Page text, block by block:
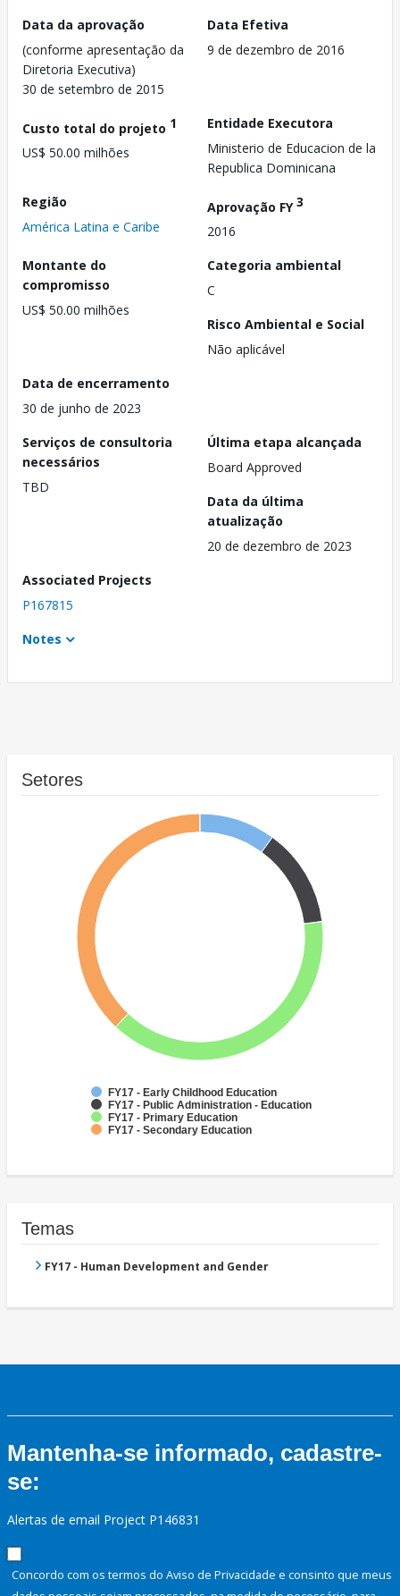
Data da aprovação
(conforme apresentação da
Diretoria Executiva)
30 de setembro de 2015
Data Efetiva
9 de dezembro de 2016
Custo total do projeto 1
US$ 50.00 milhões
Entidade Executora
Ministerio de Educacion de la
Republica Dominicana
Região
América Latina e Caribe
Aprovação FY3
2016
Montante do
compromisso
US$ 50.00 milhões
Categoria ambiental
C
Risco Ambiental e Social
Não aplicável
Data de encerramento
30 de junho de 2023
Serviços de consultoria
necessários
TBD
Última etapa alcançada
Board Approved
Data da última
atualização
20 de dezembro de 2023
Associated Projects
P167815
Notes
Setores
FY17 - Early Childhood Education
FY17 - Public Administration - Education
FY17 - Primary Education
FY17 - Secondary Education
Temas
FY17 - Human Development and Gender
Mantenha-se informado, cadastre-
se:
Alertas de email Project P146831
Concordo com os termos do Aviso de Privacidade e consinto que meus